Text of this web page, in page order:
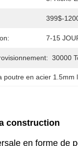
399$-
7-15
30000
poutre en acier 1.5mm
construction
en forme de